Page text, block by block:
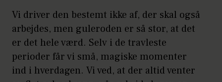
Vi driver den bestemt ikke af, der skal også
arbejdes, men guleroden er så stor, at det
er det hele værd. Selv i de travleste
perioder får vi små, magiske momenter
ind i hverdagen. Vi ved, at der altid venter